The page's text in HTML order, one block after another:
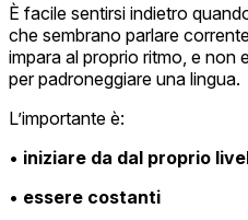
È facile sentirsi indietro
che sembrano parlare
impara al proprio ritmo, e non
per padroneggiare una lingua.
L’importante è:
• iniziare da dal proprio
• essere costanti